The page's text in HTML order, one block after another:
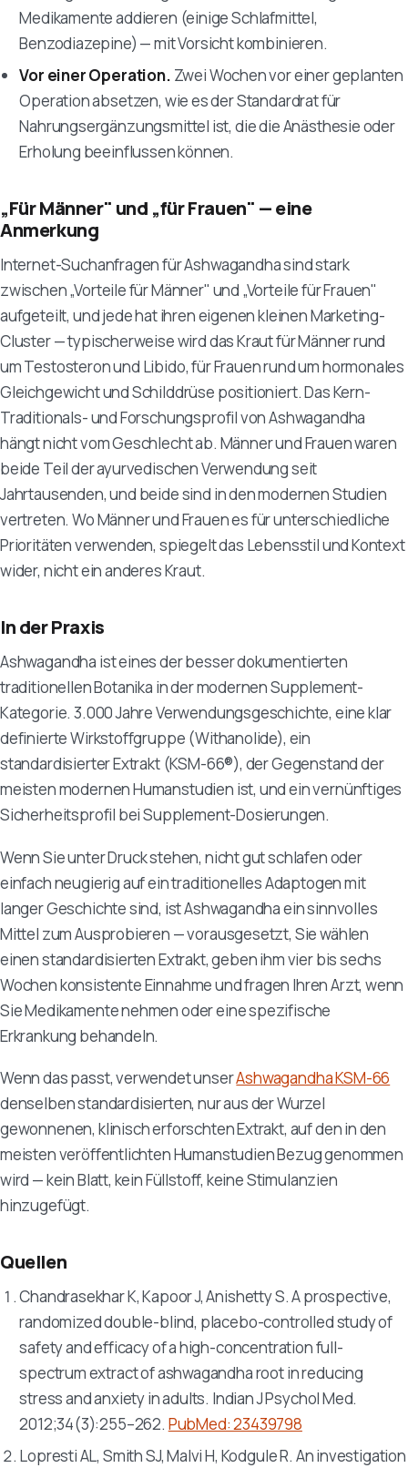
Medikamente addieren (einige Schlafmittel,
Benzodiazepine) — mit Vorsicht kombinieren.
Vor einer Operation. Zwei Wochen vor einer geplanten
Operation absetzen, wie es der Standardrat für
Nahrungsergänzungsmittel ist, die die Anästhesie oder
Erholung beeinflussen können.
„Für Männer" und „für Frauen" — eine
Anmerkung
Internet-Suchanfragen für Ashwagandha sind stark
zwischen „Vorteile für Männer" und „Vorteile für Frauen"
aufgeteilt, und jede hat ihren eigenen kleinen Marketing-
Cluster — typischerweise wird das Kraut für Männer rund
um Testosteron und Libido, für Frauen rund um hormonales
Gleichgewicht und Schilddrüse positioniert. Das Kern-
Traditionals- und Forschungsprofil von Ashwagandha
hängt nicht vom Geschlecht ab. Männer und Frauen waren
beide Teil der ayurvedischen Verwendung seit
Jahrtausenden, und beide sind in den modernen Studien
vertreten. Wo Männer und Frauen es für unterschiedliche
Prioritäten verwenden, spiegelt das Lebensstil und Kontext
wider, nicht ein anderes Kraut.
In der Praxis
Ashwagandha ist eines der besser dokumentierten
traditionellen Botanika in der modernen Supplement-
Kategorie. 3.000 Jahre Verwendungsgeschichte, eine klar
definierte Wirkstoffgruppe (Withanolide), ein
standardisierter Extrakt (KSM-66®), der Gegenstand der
meisten modernen Humanstudien ist, und ein vernünftiges
Sicherheitsprofil bei Supplement-Dosierungen.
Wenn Sie unter Druck stehen, nicht gut schlafen oder
einfach neugierig auf ein traditionelles Adaptogen mit
langer Geschichte sind, ist Ashwagandha ein sinnvolles
Mittel zum Ausprobieren — vorausgesetzt, Sie wählen
einen standardisierten Extrakt, geben ihm vier bis sechs
Wochen konsistente Einnahme und fragen Ihren Arzt, wenn
Sie Medikamente nehmen oder eine spezifische
Erkrankung behandeln.
Wenn das passt, verwendet unserAshwagandha KSM-66
denselben standardisierten, nur aus der Wurzel
gewonnenen, klinisch erforschten Extrakt, auf den in den
meisten veröffentlichten Humanstudien Bezug genommen
wird — kein Blatt, kein Füllstoff, keine Stimulanzien
hinzugefügt.
Quellen
Chandrasekhar K, Kapoor J, Anishetty S. A prospective,
randomized double-blind, placebo-controlled study of
safety and efficacy of a high-concentration full-
spectrum extract of ashwagandha root in reducing
stress and anxiety in adults. Indian J Psychol Med.
2012;34(3):255–262. PubMed: 23439798
Lopresti AL, Smith SJ, Malvi H, Kodgule R. An investigation